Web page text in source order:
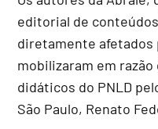
editorial de
diretamente afetados
mobilizaram em
didáticos do PNLD
São Paulo, Renato